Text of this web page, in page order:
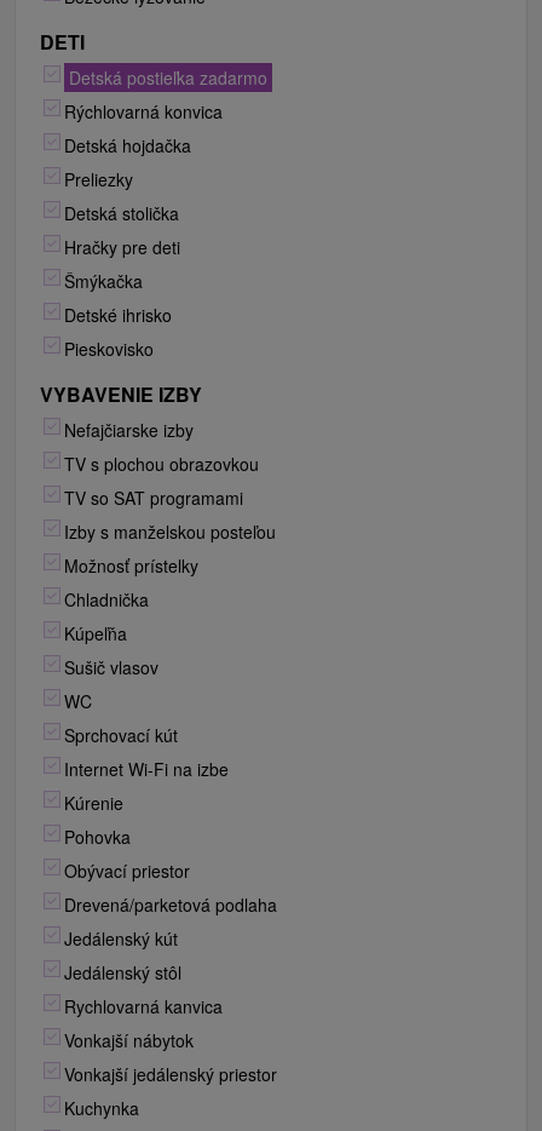
DETI
Detská postieľka zadarmo
Rýchlovarná konvica
Detská hojdačka
Preliezky
Detská stolička
Hračky pre deti
Šmýkačka
Detské ihrisko
Pieskovisko
VYBAVENIE IZBY
Nefajčiarske izby
TV s plochou obrazovkou
TV so SAT programami
Izby s manželskou posteľou
Možnosť prístelky
Chladnička
Kúpeľňa
Sušič vlasov
WC
Sprchovací kút
Internet Wi-Fi na izbe
Kúrenie
Pohovka
Obývací priestor
Drevená/parketová podlaha
Jedálenský kút
Jedálenský stôl
Rychlovarná kanvica
Vonkajší nábytok
Vonkajší jedálenský priestor
Kuchynka